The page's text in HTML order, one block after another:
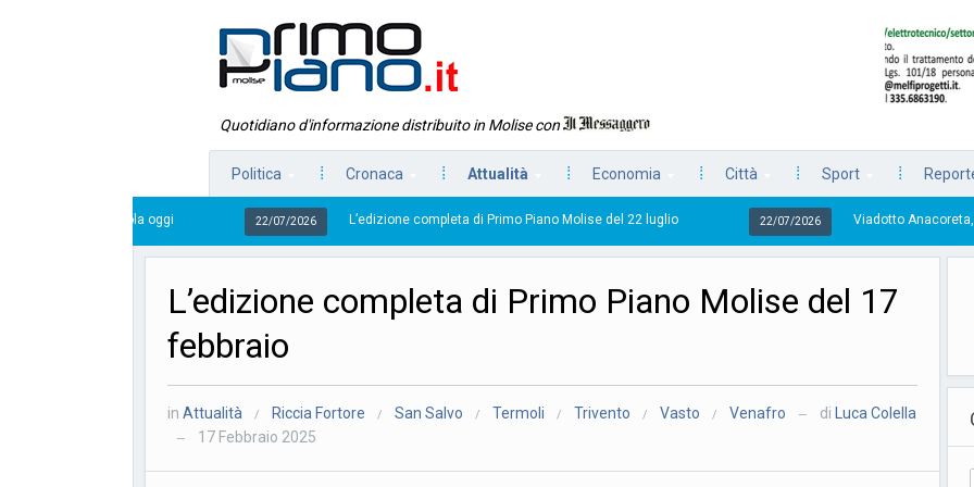
Quotidiano d'informazione distribuito in Molise con
Politica Cronaca Attualità Economia Città Sport
22/07/2026 L’edizione completa di Primo Piano Molise del 22 luglio 22/07/2026 Viadotto Anacoreta, via libera all’intervento
L’edizione completa di Primo Piano Molise del 17
febbraio
in Attualità / Riccia Fortore / San Salvo / Termoli / Trivento / Vasto / Venafro — di Luca Colella
— 17 Febbraio 2025